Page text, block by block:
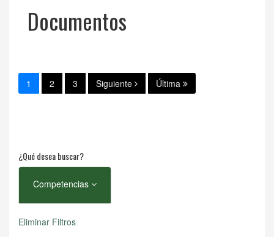
Documentos
1 2 3 Siguiente Última
¿Qué desea buscar?
Competencias
Eliminar Filtros